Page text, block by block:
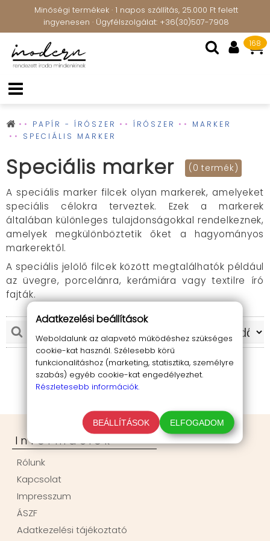
Minőségi termékek · 1 napos szállítás, 25.000 Ft felett
ingyenesen · Ügyfélszolgálat: +36(30)507-7908
168
PAPÍR - ÍRÓSZER ÍRÓSZER
MARKER
SPECIÁLIS MARKER
Speciális marker (0 termék)
A speciális marker filcek olyan markerek, amelyeket
speciális célokra terveztek. Ezek a markerek
általában különleges tulajdonságokkal rendelkeznek,
amelyek megkülönböztetik őket a hagyományos
markerektől.
A speciális jelölő filcek között megtalálhatók például
az üvegre, porcelánra, kerámiára vagy textilre író
fajták.
Információk
Rólunk
Kapcsolat
Impresszum
ÁSZF
Adatkezelési tájékoztató
Adatkezelési beállítások
Weboldalunk az alapvető működéshez szükséges
cookie-kat használ. Szélesebb körű
funkcionalitáshoz (marketing, statisztika, személyre
szabás) egyéb cookie-kat engedélyezhet.
Részletesebb információk.
BEÁLLÍTÁSOK ELFOGADOM